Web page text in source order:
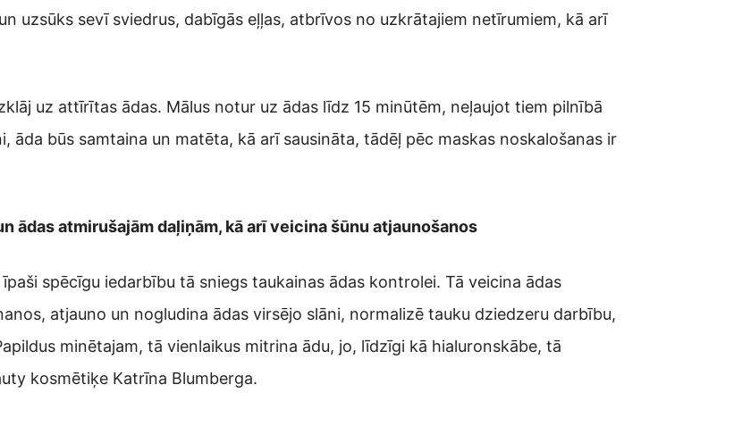
uzsūks sevī sviedrus, dabīgās eļļas, atbrīvos no uzkrātajiem netīrumiem, kā arī
uz attīrītas ādas. Mālus notur uz ādas līdz 15 minūtēm, neļaujot tiem pilnībā
āda būs samtaina un matēta, kā arī sausināta, tādēļ pēc maskas noskalošanas ir
ādas atmirušajām daļiņām, kā arī veicina šūnu atjaunošanos
spēcīgu iedarbību tā sniegs taukainas ādas kontrolei. Tā veicina ādas
atjauno un nogludina ādas virsējo slāni, normalizē tauku dziedzeru darbību,
minētajam, tā vienlaikus mitrina ādu, jo, līdzīgi kā hialuronskābe, tā
kosmētiķe Katrīna Blumberga.